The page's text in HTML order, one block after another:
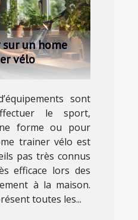
un home
vélo
sont
le sport,
forme ou pour
trainer vélo est
pas très connus
efficace lors des
à la maison.
toutes les...